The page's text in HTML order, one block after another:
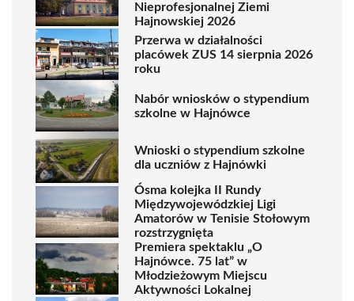
Nieprofesjonalnej Ziemi
Hajnowskiej 2026
Przerwa w działalności
placówek ZUS 14 sierpnia 2026
roku
Nabór wniosków o stypendium
szkolne w Hajnówce
Wnioski o stypendium szkolne
dla uczniów z Hajnówki
Ósma kolejka II Rundy
Międzywojewódzkiej Ligi
Amatorów w Tenisie Stołowym
rozstrzygnięta
Premiera spektaklu „O
Hajnówce. 75 lat” w
Młodzieżowym Miejscu
Aktywności Lokalnej